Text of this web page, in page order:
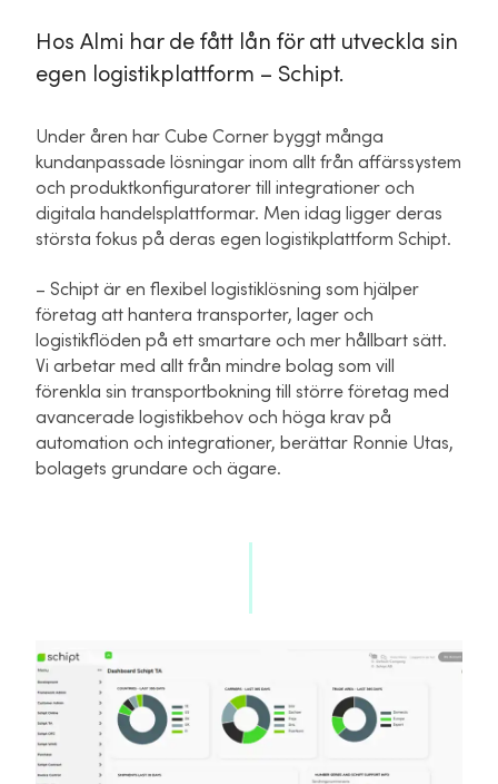
Hos Almi har de fått lån för att utveckla sin
egen logistikplattform – Schipt.
Under åren har Cube Corner byggt många
kundanpassade lösningar inom allt från affärssystem
och produktkonfiguratorer till integrationer och
digitala handelsplattformar. Men idag ligger deras
största fokus på deras egen logistikplattform Schipt.
– Schipt är en flexibel logistiklösning som hjälper
företag att hantera transporter, lager och
logistikflöden på ett smartare och mer hållbart sätt.
Vi arbetar med allt från mindre bolag som vill
förenkla sin transportbokning till större företag med
avancerade logistikbehov och höga krav på
automation och integrationer, berättar Ronnie Utas,
bolagets grundare och ägare.